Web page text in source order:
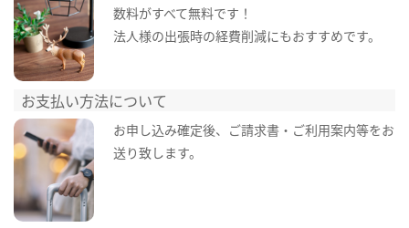
数料がすべて無料です！
法人様の出張時の経費削減にもおすすめです。
お支払い方法について
お申し込み確定後、ご請求書・ご利用案内等をお
送り致します。